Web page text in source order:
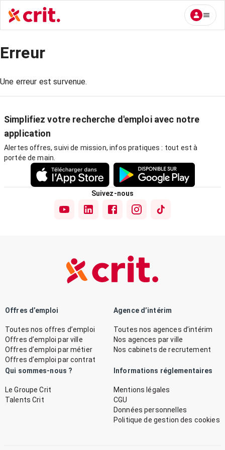
Erreur
Une erreur est survenue.
Simplifiez votre recherche d'emploi avec notre
application
Alertes offres, suivi de mission, infos pratiques : tout est à
portée de main.
Suivez-nous
Offres d’emploi
Toutes nos offres d’emploi
Offres d’emploi par ville
Offres d’emploi par métier
Offres d’emploi par contrat
Agence d’intérim
Toutes nos agences d’intérim
Nos agences par ville
Nos cabinets de recrutement
Qui sommes-nous ?
Le Groupe Crit
Talents Crit
Informations réglementaires
Mentions légales
CGU
Données personnelles
Politique de gestion des cookies